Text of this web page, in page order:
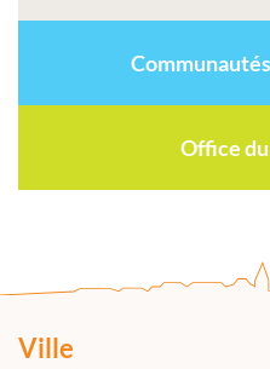
Office
Ville